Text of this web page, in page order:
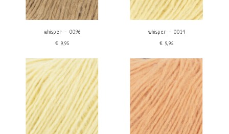
whisper - 0096
€9,95
whisper - 0014
€9,95